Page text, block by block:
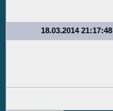
18.03.2014 21:17:48